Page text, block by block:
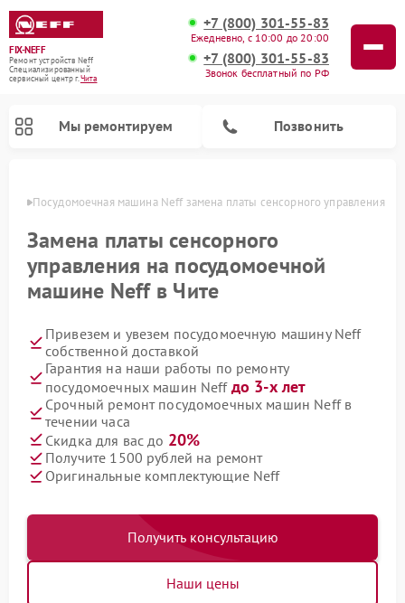
FIX-NEFF
Ремонт устройств Neff
Специализированный
cервисный центр г.Чита
+7 (800) 301-55-83
Ежедневно, с 10:00 до 20:00
+7 (800) 301-55-83
Звонок бесплатный по РФ
Мы ремонтируем Позвонить
Посудомоечная машина Neff замена платы сенсорного управления
Замена платы сенсорного
управления на посудомоечной
машине Neff в Чите
Привезем и увезем посудомоечную машину Neff
собственной доставкой
Гарантия на наши работы по ремонту
посудомоечных машин Neff до 3-х лет
Срочный ремонт посудомоечных машин Neff в
течении часа
Скидка для вас до 20%
Получите 1500 рублей на ремонт
Оригинальные комплектующие Neff
Получить консультацию
Наши цены